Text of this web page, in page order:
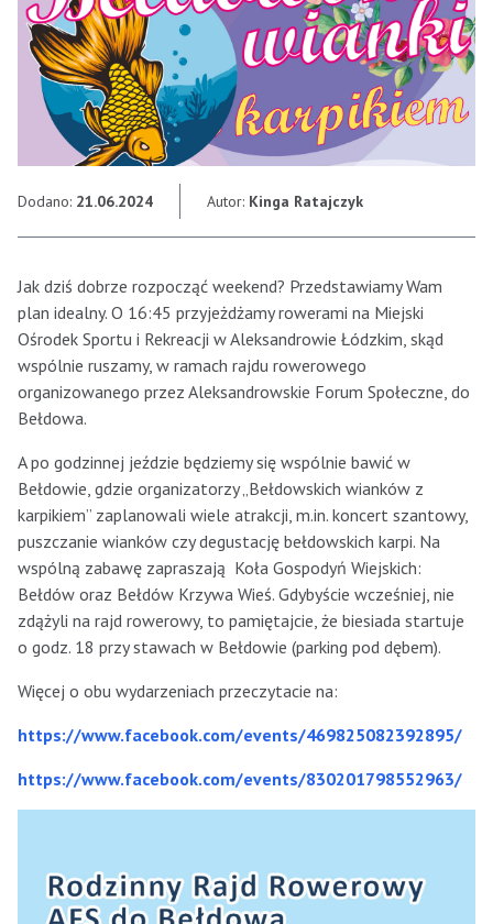
Dodano: 21.06.2024 Autor: Kinga Ratajczyk
Jak dziś dobrze rozpocząć weekend? Przedstawiamy Wam
plan idealny. O 16:45 przyjeżdżamy rowerami na Miejski
Ośrodek Sportu i Rekreacji w Aleksandrowie Łódzkim, skąd
wspólnie ruszamy, w ramach rajdu rowerowego
organizowanego przez Aleksandrowskie Forum Społeczne, do
Bełdowa.
A po godzinnej jeździe będziemy się wspólnie bawić w
Bełdowie, gdzie organizatorzy „Bełdowskich wianków z
karpikiem” zaplanowali wiele atrakcji, m.in. koncert szantowy,
puszczanie wianków czy degustację bełdowskich karpi. Na
wspólną zabawę zapraszają Koła Gospodyń Wiejskich:
Bełdów oraz Bełdów Krzywa Wieś. Gdybyście wcześniej, nie
zdążyli na rajd rowerowy, to pamiętajcie, że biesiada startuje
o godz. 18 przy stawach w Bełdowie (parking pod dębem).
Więcej o obu wydarzeniach przeczytacie na:
https://www.facebook.com/events/469825082392895/
https://www.facebook.com/events/830201798552963/